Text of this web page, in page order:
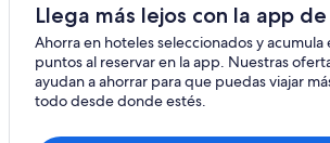
Llega más lejos con la app
Ahorra en hoteles seleccionados y
puntos al reservar en la app. Nuestras
ayudan a ahorrar para que puedas viajar
todo desde donde estés.